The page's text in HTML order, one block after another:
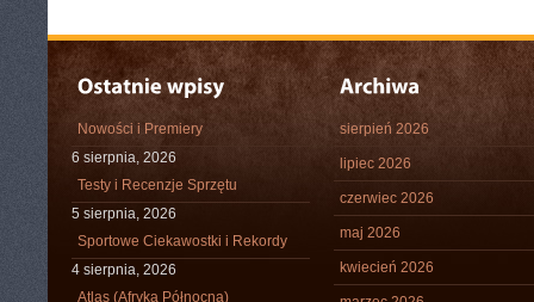
Nowości i Premiery
6 sierpnia, 2026
Testy i Recenzje Sprzętu
5 sierpnia, 2026
Sportowe Ciekawostki i Rekordy
4 sierpnia, 2026
Atlas (Afryka Północna)
sierpień 2026
lipiec 2026
czerwiec 2026
maj 2026
kwiecień 2026